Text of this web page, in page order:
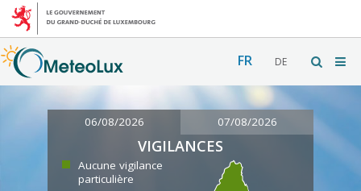
FR DE
06/08/2026 07/08/2026
VIGILANCES
Aucune vigilance
particulière